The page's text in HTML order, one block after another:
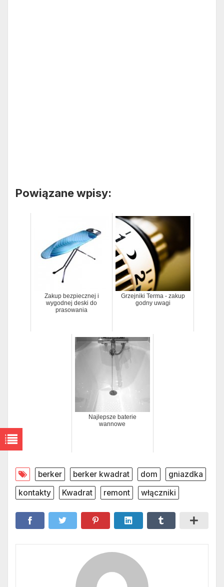
Powiązane wpisy:
Zakup bezpiecznej i
wygodnej deski do
prasowania
Grzejniki Terma - zakup
godny uwagi
Najlepsze baterie
wannowe
berker berker kwadrat dom
gniazdka
kontakty
Kwadrat remont włączniki